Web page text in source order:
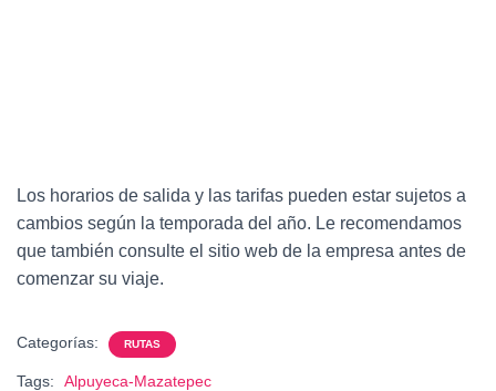
Los horarios de salida y las tarifas pueden estar sujetos a
cambios según la temporada del año. Le recomendamos
que también consulte el sitio web de la empresa antes de
comenzar su viaje.
Categorías: RUTAS
Tags: Alpuyeca-Mazatepec